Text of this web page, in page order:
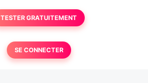
TESTER GRATUITEMENT
SE CONNECTER